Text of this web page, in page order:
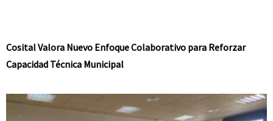
Cosital Valora Nuevo Enfoque Colaborativo para Reforzar
Capacidad Técnica Municipal